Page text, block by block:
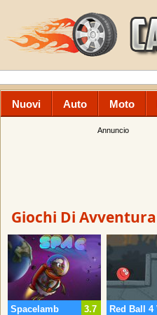
Nuovi Auto Moto
Annuncio
Giochi Di Avventura
3.7
Spacelamb